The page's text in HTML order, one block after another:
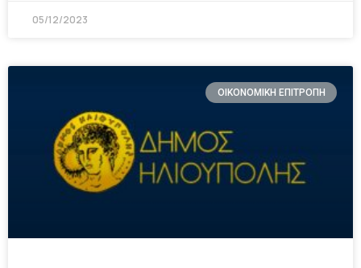
05/12/2023
ΟΙΚΟΝΟΜΙΚΗ ΕΠΙΤΡΟΠΗ